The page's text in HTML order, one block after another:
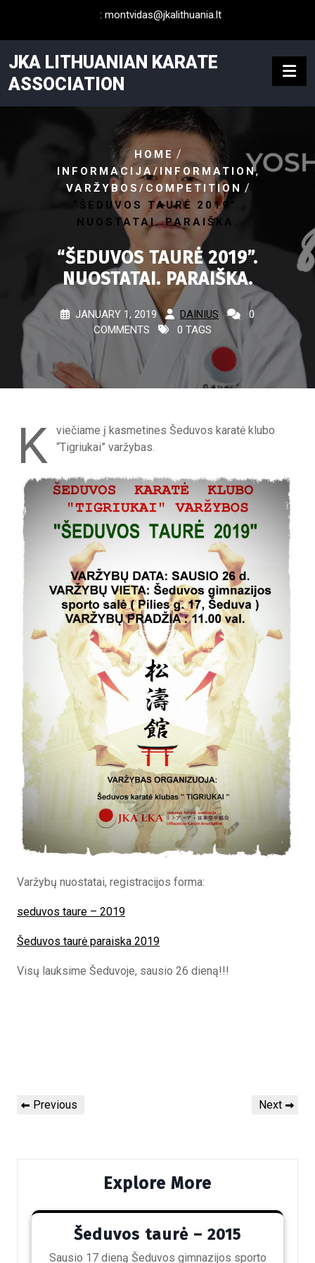
content
: montvidas@jkalithuania.lt
JKA LITHUANIAN KARATE
ASSOCIATION
HOME /
INFORMACIJA/INFORMATION,
VARŽYBOS/COMPETITION /
“ŠEDUVOS TAURĖ 2019”.
NUOSTATAI. PARAIŠKA.
“ŠEDUVOS TAURĖ 2019”.
NUOSTATAI. PARAIŠKA.
JANUARY 1, 2019 DAINIUS
0
COMMENTS
0 TAGS
K
viečiame į kasmetines Šeduvos karatė klubo
“Tigriukai” varžybas.
Varžybų nuostatai, registracijos forma:
seduvos taure – 2019
Šeduvos taurė paraiska 2019
Visų lauksime Šeduvoje, sausio 26 dieną!!!
Post
navigation
Previous
Previous
Next
Next
Explore More
Šeduvos taurė – 2015
Sausio 17 dieną Šeduvos gimnazijos sporto